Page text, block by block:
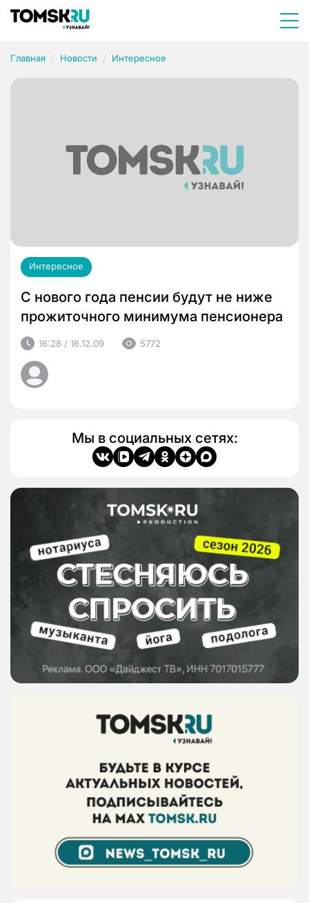
Главная Новости Интересное
Интересное
С нового года пенсии будут не ниже
прожиточного минимума пенсионера
16:28 / 16.12.09 5772
Мы в социальных сетях: